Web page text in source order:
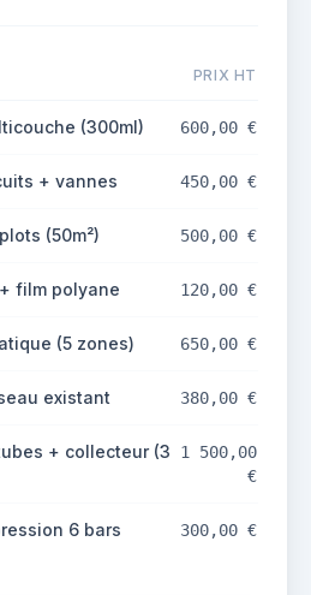
PRIX HT
(300ml) 600,00 €
+ vannes 450,00 €
(50m²) 500,00 €
film polyane 120,00 €
(5 zones) 650,00 €
existant 380,00 €
+ collecteur (3
1 500,00
€
6 bars 300,00 €